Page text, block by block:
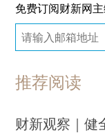
免费订阅财新网
推荐阅读
财新观察｜健